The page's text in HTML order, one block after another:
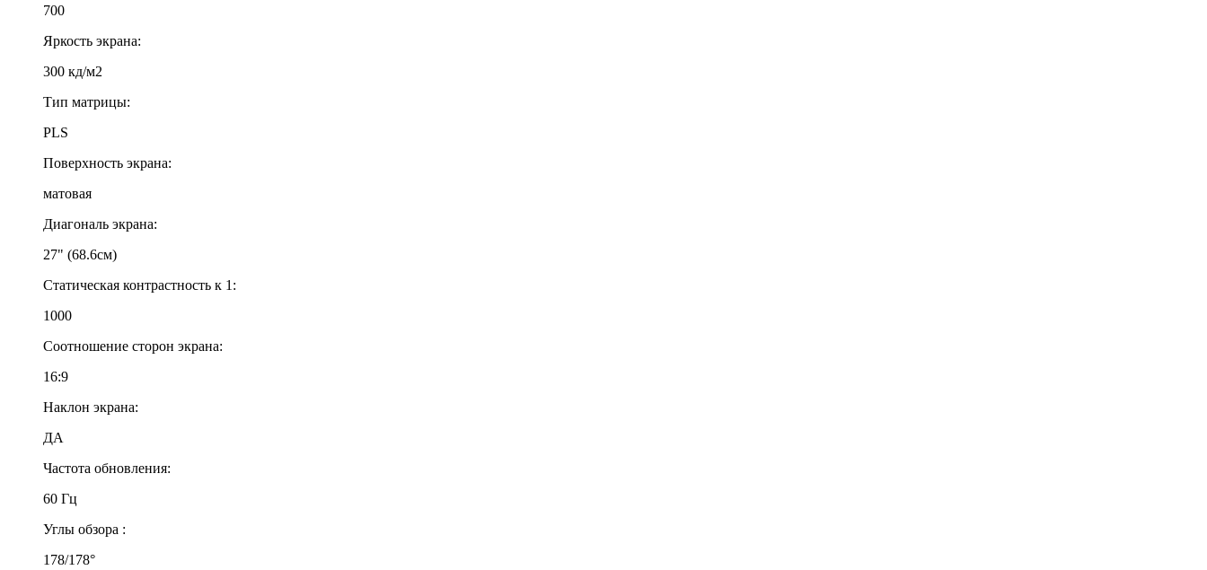
700
Яркость экрана:
300 кд/м2
Тип матрицы:
PLS
Поверхность экрана:
матовая
Диагональ экрана:
27" (68.6см)
Статическая контрастность к 1:
1000
Соотношение сторон экрана:
16:9
Наклон экрана:
ДА
Частота обновления:
60 Гц
Углы обзора :
178/178°